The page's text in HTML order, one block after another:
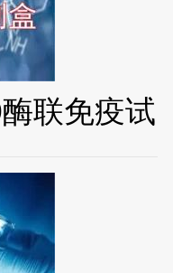
联免疫试